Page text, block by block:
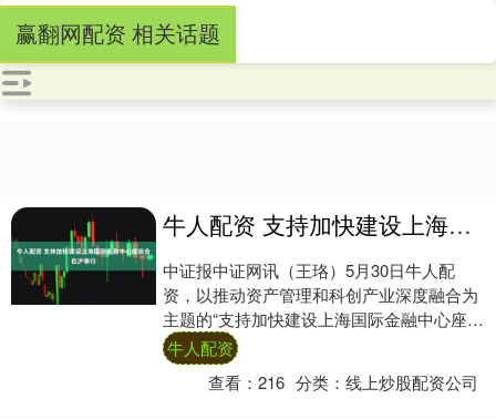
赢翻网配资 相关话题
牛人配资 支持加快建设上海国际金融中心座谈会在沪举行
中证报中证网讯（王珞）5月30日牛人配
资，以推动资产管理和科创产业深度融合为
主题的“支持加快建设上海国际金融中心座谈
会”在上海举办。座谈会由国家金融监督管理
总局....
牛人配资
查看：216 分类：线上炒股配资公司